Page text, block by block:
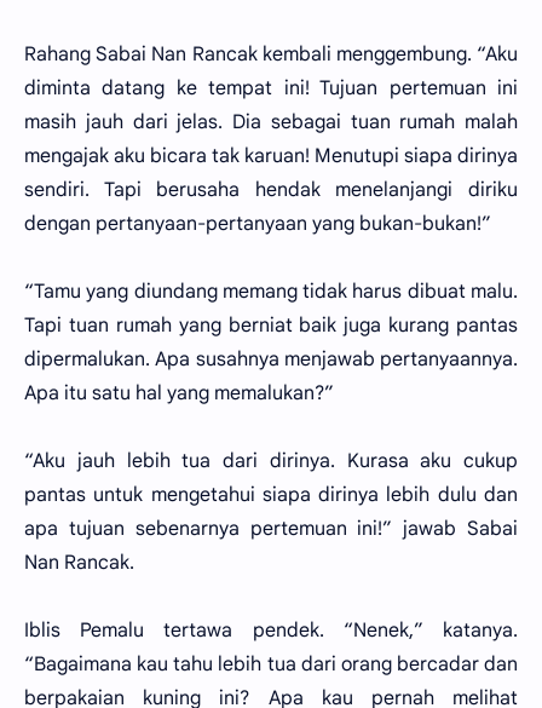
Rahang Sabai Nan Rancak kembali menggembung. “Aku
diminta datang ke tempat ini! Tujuan pertemuan ini
masih jauh dari jelas. Dia sebagai tuan rumah malah
mengajak aku bicara tak karuan! Menutupi siapa dirinya
sendiri. Tapi berusaha hendak menelanjangi diriku
dengan pertanyaan-pertanyaan yang bukan-bukan!”
“Tamu yang diundang memang tidak harus dibuat malu.
Tapi tuan rumah yang berniat baik juga kurang pantas
dipermalukan. Apa susahnya menjawab pertanyaannya.
Apa itu satu hal yang memalukan?”
“Aku jauh lebih tua dari dirinya. Kurasa aku cukup
pantas untuk mengetahui siapa dirinya lebih dulu dan
apa tujuan sebenarnya pertemuan ini!” jawab Sabai
Nan Rancak.
Iblis Pemalu tertawa pendek. “Nenek,” katanya.
“Bagaimana kau tahu lebih tua dari orang bercadar dan
berpakaian kuning ini? Apa kau pernah melihat